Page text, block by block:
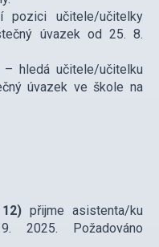
pozici učitele/učitelky
úvazek od 25. 8.
– hledá učitele/učitelku
úvazek ve škole na
přijme asistenta/ku
2025. Požadováno